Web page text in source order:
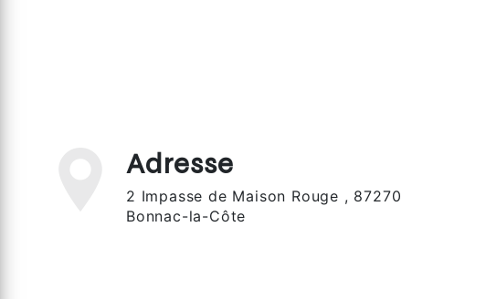
Adresse
2 Impasse de Maison Rouge , 87270
Bonnac-la-Côte